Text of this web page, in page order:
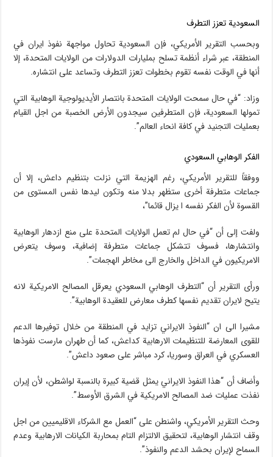
السعودية تعزز التطرف
وبحسب التقرير الأمريكي، فإن السعودية تحاول مواجهة نفوذ ايران في
المنطقة، عبر شراء أنظمة تسلح بمليارات الدولارات من الولايات المتحدة، إلا
أنها في الوقت نفسه تقوم بخطوات تعزز التطرف وتساعد على انتشاره.
وزاد: “في حال سمحت الولايات المتحدة بانتصار الأيديولوجية الوهابية التي
تمولها السعودية، فإن المتطرفين سيجدون الأرض الخصبة من اجل القيام
بعمليات التجنيد في كافة انحاء العالم”.
الفكر الوهابي السعودي
ووفقاً للتقرير الأمريكي، رغم الهزيمة التي نزلت بتنظيم داعش، إلا أن
جماعات متطرفة أخرى ستظهر بدلا منه وتكون ليدها نفس المستوى من
القسوة لأن الفكر نفسه ا يزال قائما”،
ولفت إلى أن “في حال لم تعمل الولايات المتحدة على منع ازدهار الوهابية
وانتشارها، فسوف تتشكل جماعات متطرفة إضافية، وسوف يتعرض
الامريكيون في الداخل والخارج الى مخاطر الهجمات”.
ورأى التقرير أن “التطرف الوهابي السعودي يعرقل المصالح الامريكية لانه
يتيح لايران تقديم نفسها كطرف معارض للعقيدة الوهابية”.
مشيرا الى ان “النفوذ الايراني تزايد في المنطقة من خلال توفيرها الدعم
للقوى المعارضة للتنظيمات الارهابية كداعش، كما أن طهران مارست نفوذها
العسكري في العراق وسوريا، كرد مباشر على صعود داعش”.
وأضاف أن “هذا النفوذ الايراني يمثل قضية كبيرة بالنسبة لواشطن، لأن إيران
نفذت عمليات ضد المصالح الامريكية في الشرق الأوسط”.
وحث التقرير الأمريكي، واشنطن على “العمل مع الشركاء الاقليميين من اجل
وقف انتشار الوهابية، لتحقيق الالتزام التام بمحاربة الكيانات الارهابية وعدم
السماح لإيران بحشد الدعم والنفوذ”.